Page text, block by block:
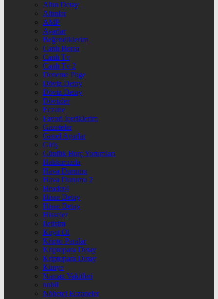
Altın Detay
Altınlar
AMP
Ayarlar
Beğendiklerim
Canlı Borsa
Canlı Tv
Canlı Tv 2
Deneme Page
Döviz Detay
Döviz Detay
Dövizler
Eczane
Favori İçeriklerim
Gazeteler
Genel Ayarlar
Giriş
Günlük Burç Yorumları
Hakkımızda
Hava Durumu
Hava Durumu 2
Header4
Hisse Detay
Hisse Detay
Hisseler
İletişim
Kayıt Ol
Kripto Paralar
Kriptopara Detay
Kriptopara Detay
Künye
Namaz Vakitleri
nnbil
Nöbetçi Eczaneler